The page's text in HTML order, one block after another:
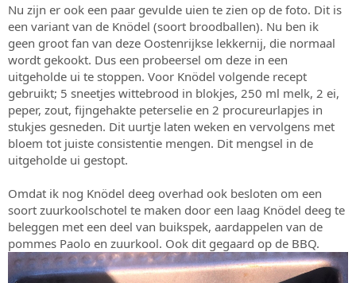
Nu zijn er ook een paar gevulde uien te zien op de foto. Dit is
een variant van de Knödel (soort broodballen). Nu ben ik
geen groot fan van deze Oostenrijkse lekkernij, die normaal
wordt gekookt. Dus een probeersel om deze in een
uitgeholde ui te stoppen. Voor Knödel volgende recept
gebruikt; 5 sneetjes wittebrood in blokjes, 250 ml melk, 2 ei,
peper, zout, fijngehakte peterselie en 2 procureurlapjes in
stukjes gesneden. Dit uurtje laten weken en vervolgens met
bloem tot juiste consistentie mengen. Dit mengsel in de
uitgeholde ui gestopt.
Omdat ik nog Knödel deeg overhad ook besloten om een
soort zuurkoolschotel te maken door een laag Knödel deeg te
beleggen met een deel van buikspek, aardappelen van de
pommes Paolo en zuurkool. Ook dit gegaard op de BBQ.